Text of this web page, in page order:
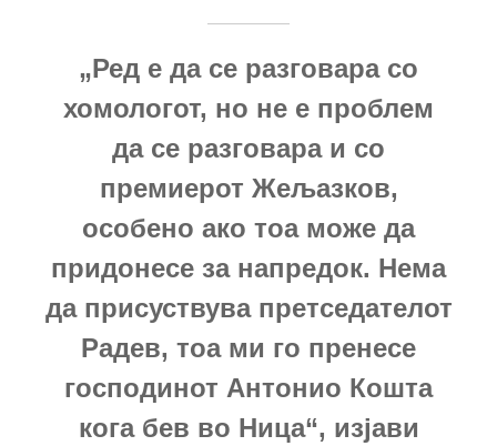
„Ред е да се разговара со
хомологот, но не е проблем
да се разговара и со
премиерот Жељазков,
особено ако тоа може да
придонесе за напредок. Нема
да присуствува претседателот
Радев, тоа ми го пренесе
господинот Антонио Кошта
кога бев во Ница“, изјави